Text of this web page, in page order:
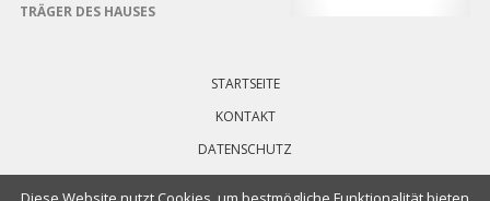
TRÄGER DES HAUSES
STARTSEITE
KONTAKT
DATENSCHUTZ